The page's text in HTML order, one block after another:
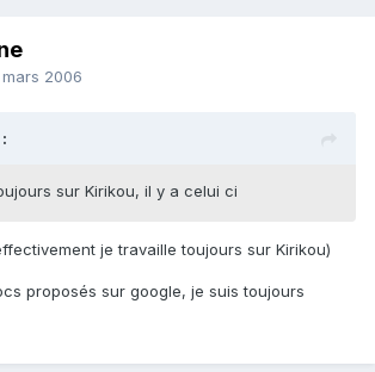
mars 2006
sur Kirikou, il y a celui ci
je travaille toujours sur Kirikou)
proposés sur google, je suis toujours